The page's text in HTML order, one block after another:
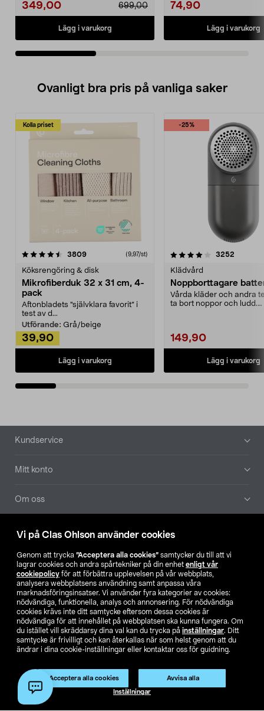
Vi på Clas Ohlson använder cookies
Genom att trycka ”Acceptera alla cookies” samtycker du till att vi
lagrar cookies och andra spårtekniker på din enhet enligt vår
cookiepolicy för att förbättra upplevelsen på vår webbplats,
analysera webbplatsens användning samt anpassa våra
marknadsföringsinsatser. Vi använder fyra kategorier av cookies:
nödvändiga, funktionella, analys och annonsering. För nödvändiga
cookies krävs inte ditt samtycke eftersom dessa cookies är
nödvändiga för att innehållet på webbplatsen ska kunna fungera. Om
du istället vill skräddarsy dina val kan du trycka på inställningar. Ditt
samtycke är frivilligt och kan återkallas när som helst genom att du
ändrar i dina cookie-inställningar eller kontaktar oss för guidning.
Acceptera alla cookies Avvisa alla
Inställningar
699,00
349,00
Lägg i varukorg
74,90
Lägg i varukorg
Ovanligt bra pris på vanliga saker
Kolla priset
3809recensioner (9,97/st)
Köksrengöring & disk
Mikrofiberduk 32 x 31 cm, 4-
pack
Aftonbladets "självklara favorit” i
test av d...
Utförande: Grå/beige
39,90
Lägg i varukorg
-25%
4.0av 5 stjärnor 3252
Klädvård
Noppborttagare
Vårda kläder och andra
ta bort noppor och ludd.
149,90
Lägg i varukorg
4.5av 5 stjärnor
Sidfot
Kundservice
Mitt konto
Om oss
Aktuellt
Våra bolag
Hitta butik
SE NO FI
Köpvillkor Privacy statement Klubbvillkor